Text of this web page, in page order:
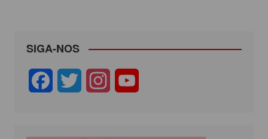
SIGA-NOS